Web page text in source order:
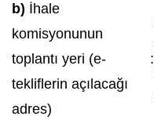
b) İhale
komisyonunun
toplantı yeri (e-
tekliflerin açılacağı
adres)
: